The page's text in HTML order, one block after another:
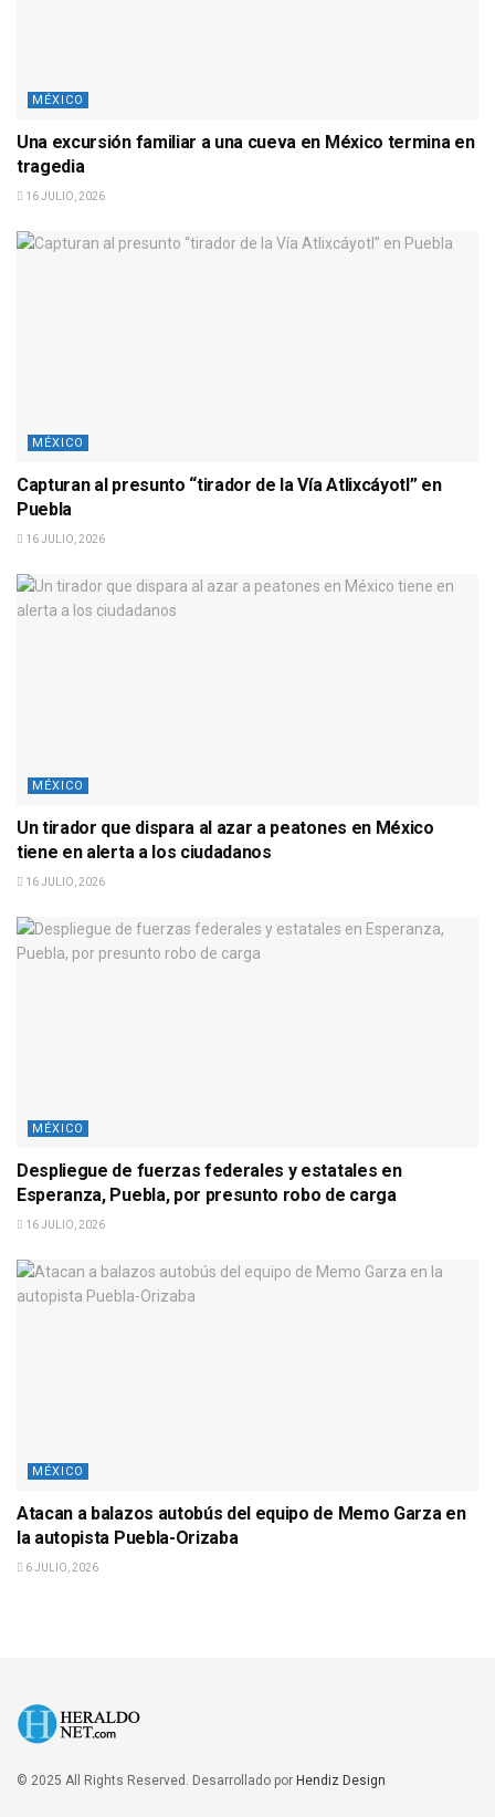
MÉXICO
Una excursión familiar a una cueva en México termina en
tragedia
16 JULIO, 2026
MÉXICO
Capturan al presunto “tirador de la Vía Atlixcáyotl” en
Puebla
16 JULIO, 2026
MÉXICO
Un tirador que dispara al azar a peatones en México
tiene en alerta a los ciudadanos
16 JULIO, 2026
MÉXICO
Despliegue de fuerzas federales y estatales en
Esperanza, Puebla, por presunto robo de carga
16 JULIO, 2026
MÉXICO
Atacan a balazos autobús del equipo de Memo Garza en
la autopista Puebla-Orizaba
6 JULIO, 2026
© 2025 All Rights Reserved. Desarrollado por Hendiz Design